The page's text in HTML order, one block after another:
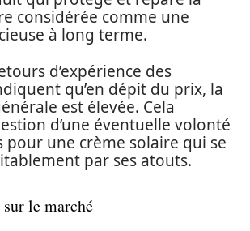
considérée comme une
à long terme.
d’expérience des
qu’en dépit du prix, la
est élevée. Cela
d’une éventuelle volonté
pour une crème solaire qui se
par ses atouts.
le marché